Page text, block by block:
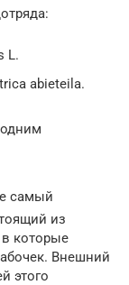
L.
abieteila.
самый
из
в которые
Внешний
этого